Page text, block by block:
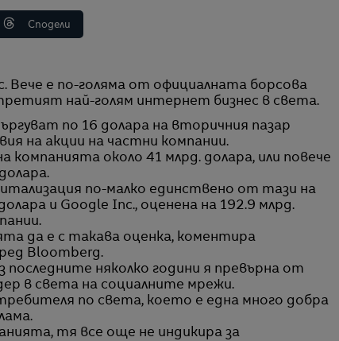
Сподели
най-голям интернет бизнес в света.
по 16 долара на вторичния пазар
на акции на частни компании.
компанията около 41 млрд. долара, или повече
по-малко единствено от тази на
и Google Inc., оценена на 192.9 млрд.
да е с такава оценка, коментира
Bloomberg.
няколко години я превърна от
в света на социалните мрежи.
по света, което е една много добра
тя все още не индикира за